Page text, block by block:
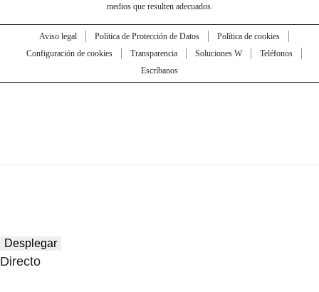
medios que resulten adecuados.
Aviso legal Política de Protección de Datos
Política de cookies
Configuración de cookies
Transparencia Soluciones W
Teléfonos
Escríbanos
Desplegar
Directo